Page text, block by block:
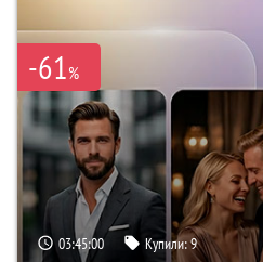
-61%
03:44:59 Купили:9